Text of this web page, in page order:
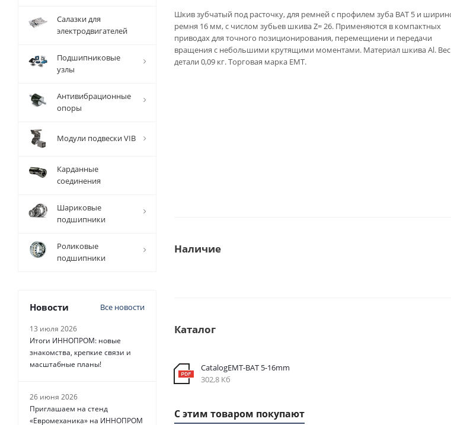
Шкив зубчатый под расточку, для ремней с профилем зуба BAT 5 и
ремня 16 мм, с числом зубьев шкива Z= 26. Применяются в компактных
приводах для точного позиционирования, перемещиени и передачи
вращения с небольшими крутящими моментами. Материал шкива Al. Вес
детали 0,09 кг. Торговая марка EMT.
Наличие
Каталог
CatalogEMT-ВАТ 5-16mm
302,8 Кб
С этим товаром покупают
Салазки для
электродвигателей
Подшипниковые
узлы
Антивибрационные
опоры
Модули подвески VIB
Карданные
соединения
Шариковые
подшипники
Роликовые
подшипники
Новости Все новости
13 июля 2026
Итоги ИННОПРОМ: новые
знакомства, крепкие связи и
масштабные планы!
26 июня 2026
Приглашаем на стенд
«Евромеханика» на ИННОПРОМ